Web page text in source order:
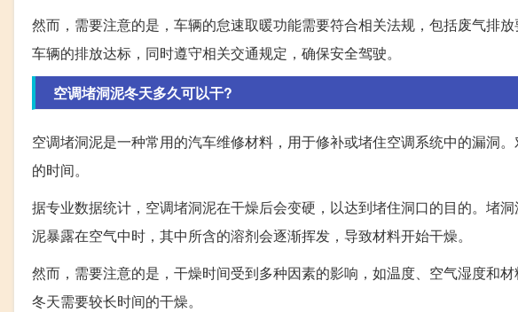
然而，需要注意的是，车辆的怠速取暖功能需要符合相关法规，包括废气排
车辆的排放达标，同时遵守相关交通规定，确保安全驾驶。
空调堵洞泥冬天多久可以干?
空调堵洞泥是一种常用的汽车维修材料，用于修补或堵住空调系统中的漏洞
的时间。
据专业数据统计，空调堵洞泥在干燥后会变硬，以达到堵住洞口的目的。堵
泥暴露在空气中时，其中所含的溶剂会逐渐挥发，导致材料开始干燥。
然而，需要注意的是，干燥时间受到多种因素的影响，如温度、空气湿度和
冬天需要较长时间的干燥。